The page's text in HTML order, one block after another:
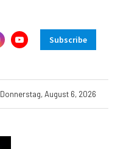
Subscribe
Donnerstag, August 6, 2026